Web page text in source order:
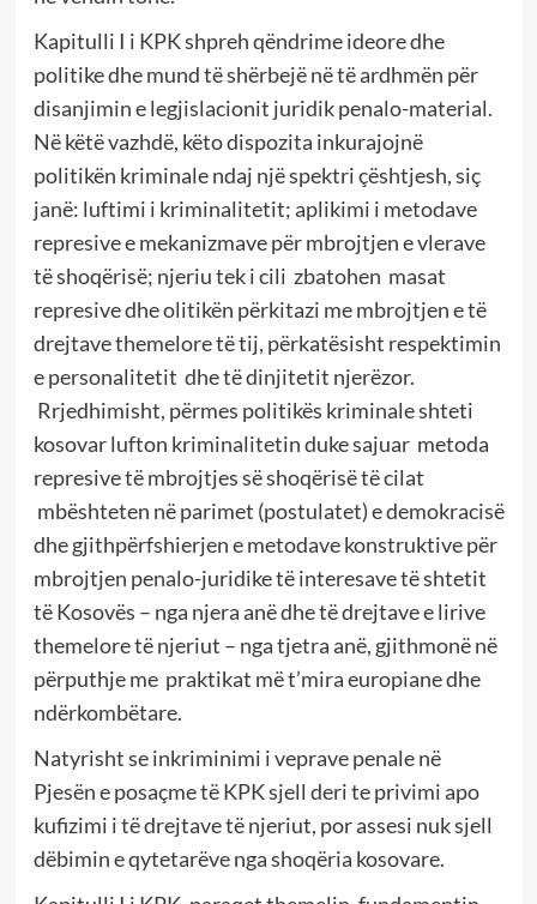
Kapitulli I i KPK shpreh qëndrime ideore dhe
politike dhe mund të shërbejë në të ardhmën për
disanjimin e legjislacionit juridik penalo-material.
Në këtë vazhdë, këto dispozita inkurajojnë
politikën kriminale ndaj një spektri çështjesh, siç
janë: luftimi i kriminalitetit; aplikimi i metodave
represive e mekanizmave për mbrojtjen e vlerave
të shoqërisë; njeriu tek i cili zbatohen masat
represive dhe olitikën përkitazi me mbrojtjen e të
drejtave themelore të tij, përkatësisht respektimin
e personalitetit dhe të dinjitetit njerëzor.
Rrjedhimisht, përmes politikës kriminale shteti
kosovar lufton kriminalitetin duke sajuar metoda
represive të mbrojtjes së shoqërisë të cilat
mbështeten në parimet (postulatet) e demokracisë
dhe gjithpërfshierjen e metodave konstruktive për
mbrojtjen penalo-juridike të interesave të shtetit
të Kosovës – nga njera anë dhe të drejtave e lirive
themelore të njeriut – nga tjetra anë, gjithmonë në
përputhje me praktikat më t’mira europiane dhe
ndërkombëtare.
Natyrisht se inkriminimi i veprave penale në
Pjesën e posaçme të KPK sjell deri te privimi apo
kufizimi i të drejtave të njeriut, por assesi nuk sjell
dëbimin e qytetarëve nga shoqëria kosovare.